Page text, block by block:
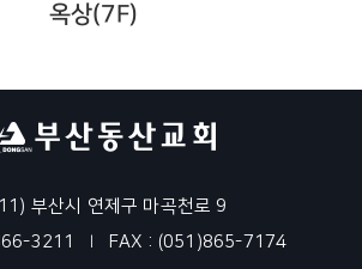
옥상(7F)
부산시 연제구 마곡천로 9
3211
FAX : (051)865-7174